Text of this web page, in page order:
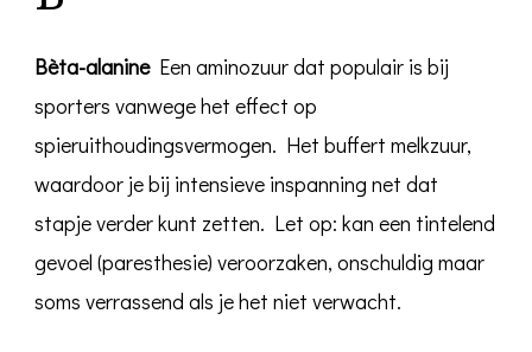
Bèta-alanineEen aminozuur dat populair is bij
sporters vanwege het effect op
spieruithoudingsvermogen. Het buffert melkzuur,
waardoor je bij intensieve inspanning net dat
stapje verder kunt zetten. Let op: kan een tintelend
gevoel (paresthesie) veroorzaken, onschuldig maar
soms verrassend als je het niet verwacht.